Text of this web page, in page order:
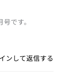
です。
ンして返信する